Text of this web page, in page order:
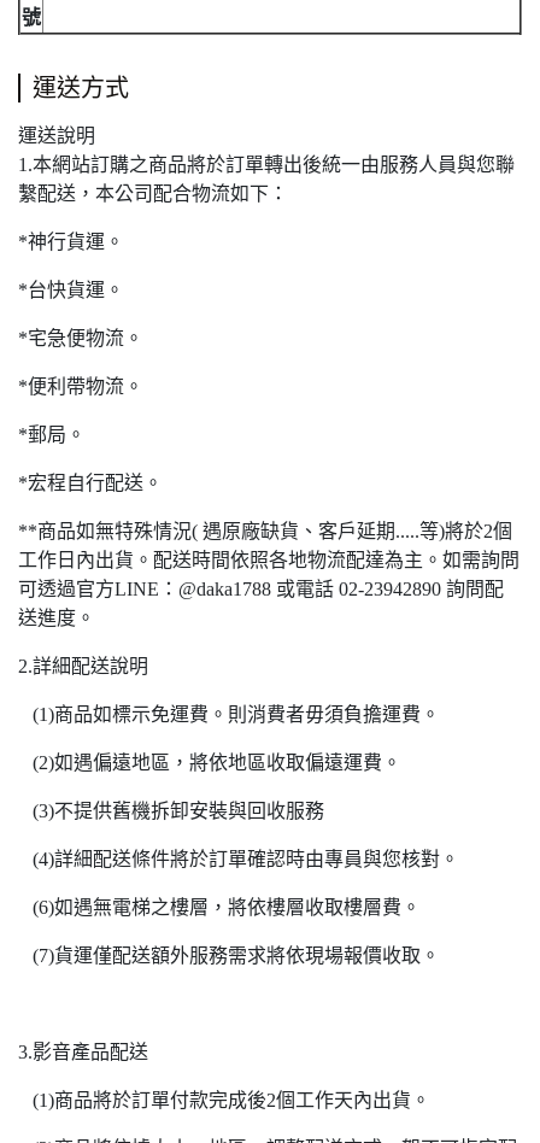
號
運送方式
運送說明
1.本網站訂購之商品將於訂單轉出後統一由服務人員與您聯
繫配送，本公司配合物流如下：
*神行貨運。
*台快貨運。
*宅急便物流。
*便利帶物流。
*郵局。
*宏程自行配送。
**商品如無特殊情況( 遇原廠缺貨、客戶延期.....等)將於2個
工作日內出貨。配送時間依照各地物流配達為主。如需詢問
可透過官方LINE：@daka1788 或電話 02-23942890 詢問配
送進度。
2.詳細配送說明
(1)商品如標示免運費。則消費者毋須負擔運費。
(2)如遇偏遠地區，將依地區收取偏遠運費。
(3)不提供舊機拆卸安裝與回收服務
(4)詳細配送條件將於訂單確認時由專員與您核對。
(6)如遇無電梯之樓層，將依樓層收取樓層費。
(7)貨運僅配送額外服務需求將依現場報價收取。
3.影音產品配送
(1)商品將於訂單付款完成後2個工作天內出貨。